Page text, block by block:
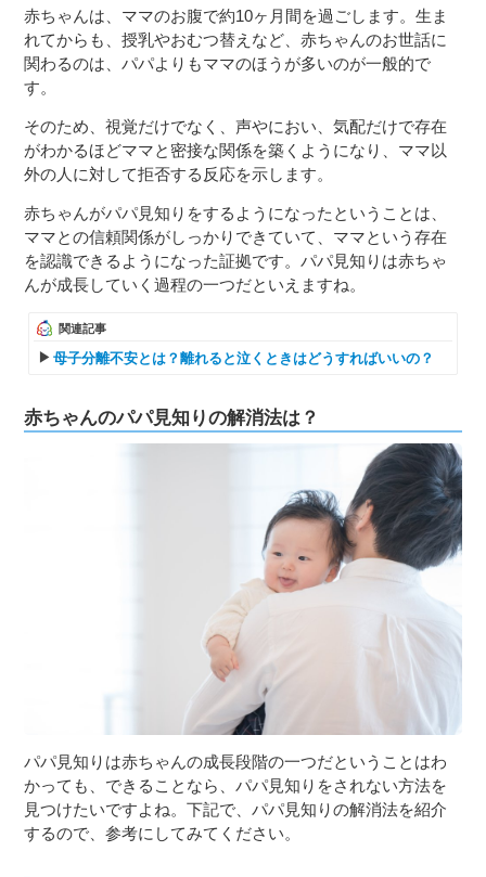
赤ちゃんは、ママのお腹で約10ヶ月間を過ごします。生ま
れてからも、授乳やおむつ替えなど、赤ちゃんのお世話に
関わるのは、パパよりもママのほうが多いのが一般的で
す。
そのため、視覚だけでなく、声やにおい、気配だけで存在
がわかるほどママと密接な関係を築くようになり、ママ以
外の人に対して拒否する反応を示します。
赤ちゃんがパパ見知りをするようになったということは、
ママとの信頼関係がしっかりできていて、ママという存在
を認識できるようになった証拠です。パパ見知りは赤ちゃ
んが成長していく過程の一つだといえますね。
関連記事
母子分離不安とは？離れると泣くときはどうすればいいの？
赤ちゃんのパパ見知りの解消法は？
パパ見知りは赤ちゃんの成長段階の一つだということはわ
かっても、できることなら、パパ見知りをされない方法を
見つけたいですよね。下記で、パパ見知りの解消法を紹介
するので、参考にしてみてください。